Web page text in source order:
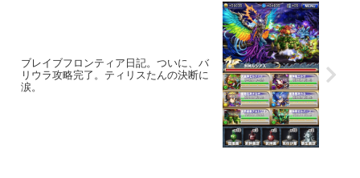
ブレイブフロンティア日記。ついに、バ
リウラ攻略完了。ティリスたんの決断に
涙。